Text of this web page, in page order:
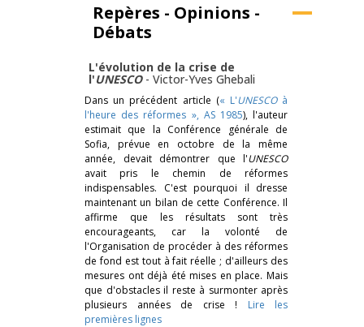
Repères - Opinions -
Débats
L'évolution de la crise de
l'UNESCO - Victor-Yves Ghebali
Dans un précédent article (« L'UNESCOà
l'heure des réformes », AS 1985), l'auteur
estimait que la Conférence générale de
Sofia, prévue en octobre de la même
année, devait démontrer que l'UNESCO
avait pris le chemin de réformes
indispensables. C'est pourquoi il dresse
maintenant un bilan de cette Conférence. Il
affirme que les résultats sont très
encourageants, car la volonté de
l'Organisation de procéder à des réformes
de fond est tout à fait réelle ; d'ailleurs des
mesures ont déjà été mises en place. Mais
que d'obstacles il reste à surmonter après
plusieurs années de crise ! Lire les
premières lignes